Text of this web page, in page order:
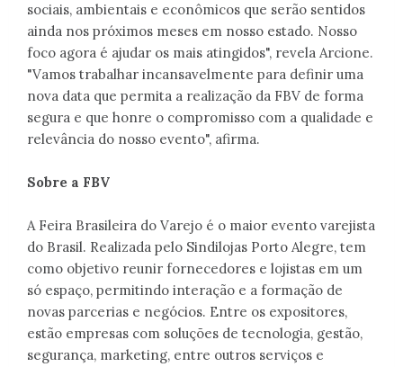
sociais, ambientais e econômicos que serão sentidos
ainda nos próximos meses em nosso estado. Nosso
foco agora é ajudar os mais atingidos", revela Arcione.
"Vamos trabalhar incansavelmente para definir uma
nova data que permita a realização da FBV de forma
segura e que honre o compromisso com a qualidade e
relevância do nosso evento", afirma.
Sobre a FBV
A Feira Brasileira do Varejo é o maior evento varejista
do Brasil. Realizada pelo Sindilojas Porto Alegre, tem
como objetivo reunir fornecedores e lojistas em um
só espaço, permitindo interação e a formação de
novas parcerias e negócios. Entre os expositores,
estão empresas com soluções de tecnologia, gestão,
segurança, marketing, entre outros serviços e